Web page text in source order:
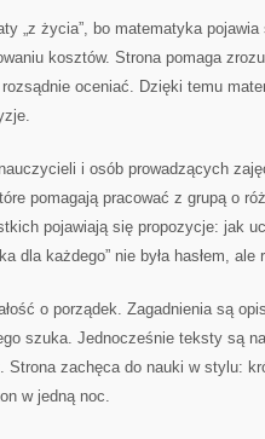
„z życia”, bo matematyka
kosztów. Strona pomaga
oceniać. Dzięki temu
i osób prowadzących
pomagają pracować z grupą o
pojawiają się propozycje: jak
dla każdego” nie była hasłem, ale
o porządek. Zagadnienia są
szuka. Jednocześnie teksty są
Strona zachęca do nauki w stylu:
w jedną noc.